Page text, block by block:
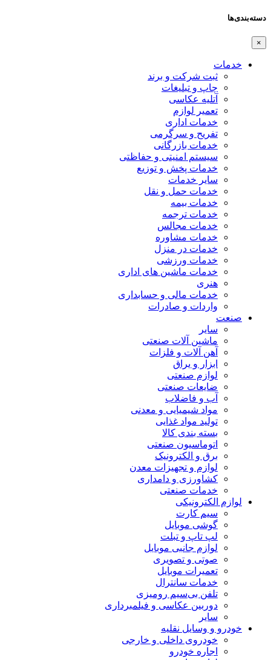
دسته‌بندی‌ها
×
خدمات
ثبت شرکت و برند
چاپ و تبلیغات
آتلیه عکاسی
تعمیر لوازم
خدمات اداری
تفریح و سرگرمی
خدمات بازرگانی
سیستم امنیتی و حفاظتی
خدمات پخش و توزیع
سایر خدمات
خدمات حمل و نقل
خدمات بیمه
خدمات ترجمه
خدمات مجالس
خدمات مشاوره
خدمات در منزل
خدمات ورزشی
خدمات ماشین های اداری
هنری
خدمات مالی و حسابداری
واردات و صادرات
صنعت
سایر
ماشین آلات صنعتی
آهن آلات و فلزات
ابزار و یراق
لوازم صنعتی
ضایعات صنعتی
آب و فاضلاب
مواد شیمیایی و معدنی
تولید مواد غذایی
بسته بندی کالا
اتوماسیون صنعتی
برق و الکترونیک
لوازم و تجهیزات معدن
کشاورزی و دامداری
خدمات صنعتی
لوازم الکترونیکی
سیم کارت
گوشی موبایل
لپ تاپ و تبلت
لوازم جانبی موبایل
صوتی و تصویری
تعمیرات موبایل
خدمات سانترال
تلفن بی‌سیم رومیزی
دوربین عکاسی و فیلمبرداری
سایر
خودرو و وسایل نقلیه
خودروی داخلی و خارجی
اجاره خودرو